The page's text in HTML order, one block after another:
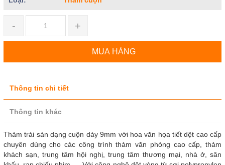
- +
MUA HÀNG
Thông tin chi tiết
Thông tin khác
Thảm trải sàn dạng cuộn dày 9mm với hoa văn họa tiết dệt cao cấp
chuyên dùng cho các công trình thảm văn phòng cao cấp, thảm
khách sạn, trung tâm hội nghị, trung tâm thương mại, nhà ở, sân